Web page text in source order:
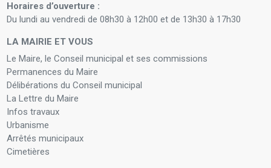
Horaires d’ouverture :
Du lundi au vendredi de 08h30 à 12h00 et de 13h30 à 17h30
LA MAIRIE ET VOUS
Le Maire, le Conseil municipal et ses commissions
Permanences du Maire
Délibérations du Conseil municipal
La Lettre du Maire
Infos travaux
Urbanisme
Arrêtés municipaux
Cimetières